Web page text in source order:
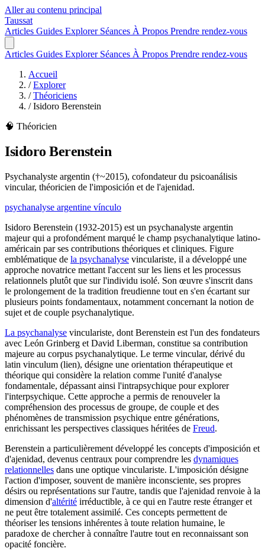
Aller au contenu principal
Taussat
Articles Guides Explorer Séances À Propos Prendre rendez-vous
Articles Guides Explorer Séances À Propos Prendre rendez-vous
Accueil
/ Explorer
/ Théoriciens
/ Isidoro Berenstein
🧠 Théoricien
Isidoro Berenstein
Psychanalyste argentin (†~2015), cofondateur du psicoanálisis
vincular, théoricien de l'imposición et de l'ajenidad.
psychanalyse argentine vínculo
Isidoro Berenstein (1932-2015) est un psychanalyste argentin
majeur qui a profondément marqué le champ psychanalytique latino-
américain par ses contributions théoriques et cliniques. Figure
emblématique de la psychanalyse vinculariste, il a développé une
approche novatrice mettant l'accent sur les liens et les processus
relationnels plutôt que sur l'individu isolé. Son œuvre s'inscrit dans
le prolongement de la tradition freudienne tout en s'en écartant sur
plusieurs points fondamentaux, notamment concernant la notion de
sujet et de couple psychanalytique.
La psychanalyse vinculariste, dont Berenstein est l'un des fondateurs
avec León Grinberg et David Liberman, constitue sa contribution
majeure au corpus psychanalytique. Le terme vincular, dérivé du
latin vinculum (lien), désigne une orientation thérapeutique et
théorique qui considère la relation comme l'unité d'analyse
fondamentale, dépassant ainsi l'intrapsychique pour explorer
l'interpsychique. Cette approche a permis de renouveler la
compréhension des processus de groupe, de couple et des
phénomènes de transmission psychique entre générations,
enrichissant les perspectives classiques héritées de Freud.
Berenstein a particulièrement développé les concepts d'imposición et
d'ajenidad, devenus centraux pour comprendre les dynamiques
relationnelles dans une optique vinculariste. L'imposición désigne
l'action d'imposer, souvent de manière inconsciente, ses propres
désirs ou représentations sur l'autre, tandis que l'ajenidad renvoie à la
dimension d'altérité irréductible, à ce qui en l'autre reste étranger et
ne peut être totalement assimilé. Ces concepts permettent de
théoriser les tensions inhérentes à toute relation humaine, le
paradoxe de chercher à connaître l'autre tout en reconnaissant son
opacité foncière.